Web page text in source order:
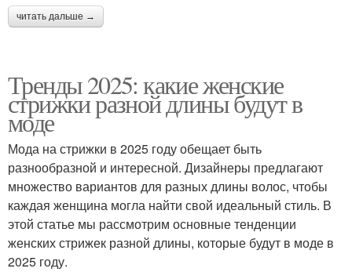
читать дальше →
Тренды 2025: какие женские
стрижки разной длины будут в
моде
Мода на стрижки в 2025 году обещает быть
разнообразной и интересной. Дизайнеры предлагают
множество вариантов для разных длины волос, чтобы
каждая женщина могла найти свой идеальный стиль. В
этой статье мы рассмотрим основные тенденции
женских стрижек разной длины, которые будут в моде в
2025 году.